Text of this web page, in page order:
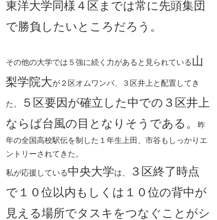
東洋大学同様４区までは常に先頭集団
で勝負したいところだろう。
その他の大学では５強に続く力があると見られている 山
梨学院大が２区オムワンバ、３区井上と配置してき
た。
５区要因が確立した中での３区井上
ならば台風の目となりそうである。
昨
年の全国高校駅伝を制した１年生上田、市谷もしっかりエ
ントリーされてきた。
私が応援している中央大学は、
３区終了時点
で１０位以内もしくは１０位の背中が
見える場所でタスキをつなぐことがシ